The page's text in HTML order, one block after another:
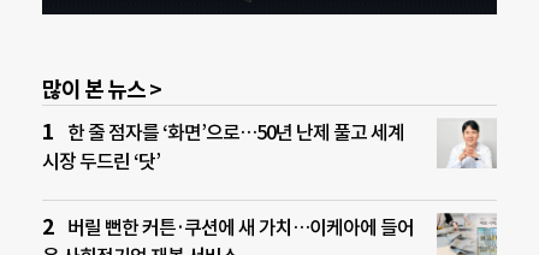
많이 본 뉴스 >
한 줄 점자를 ‘화면’으로…50년 난제 풀고 세계
시장 두드린 ‘닷’
버릴 뻔한 커튼·쿠션에 새 가치…이케아에 들어